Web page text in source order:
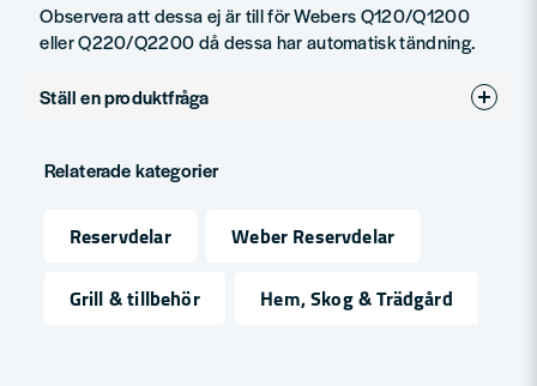
Observera att dessa ej är till för Webers Q120/Q1200
eller Q220/Q2200 då dessa har automatisk tändning.
Ställ en produktfråga
Fråga oss något om denna produkten...
Namn
Relaterade kategorier
Reservdelar
Weber Reservdelar
Grill & tillbehör
Hem, Skog & Trädgård